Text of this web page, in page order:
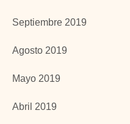
Septiembre 2019
Agosto 2019
Mayo 2019
Abril 2019